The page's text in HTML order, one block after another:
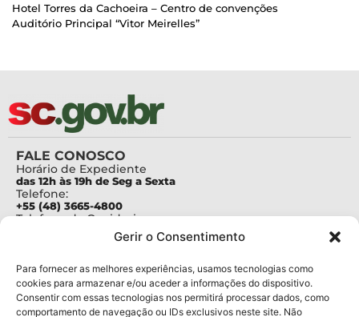
Gerir o Consentimento
Para fornecer as melhores experiências, usamos tecnologias como
cookies para armazenar e/ou aceder a informações do dispositivo.
Consentir com essas tecnologias nos permitirá processar dados, como
comportamento de navegação ou IDs exclusivos neste site. Não
Hotel Torres da Cachoeira – Centro de convenções
Auditório Principal “Vitor Meirelles”
FALE CONOSCO
Horário de Expediente
das 12h às 19h de Seg a Sexta
Telefone:
+55 (48) 3665-4800
Telefone da Ouvidoria
Para assuntos relacionados à Pesquisa
pesquisa@fapesc.sc.gov.br
Para assuntos relacionados à Inovação
inovacao@fapesc.sc.gov.br